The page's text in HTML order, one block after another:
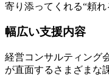
寄り添ってくれる“頼れ
幅広い支援内容
経営コンサルティング
が直面するさまざまな